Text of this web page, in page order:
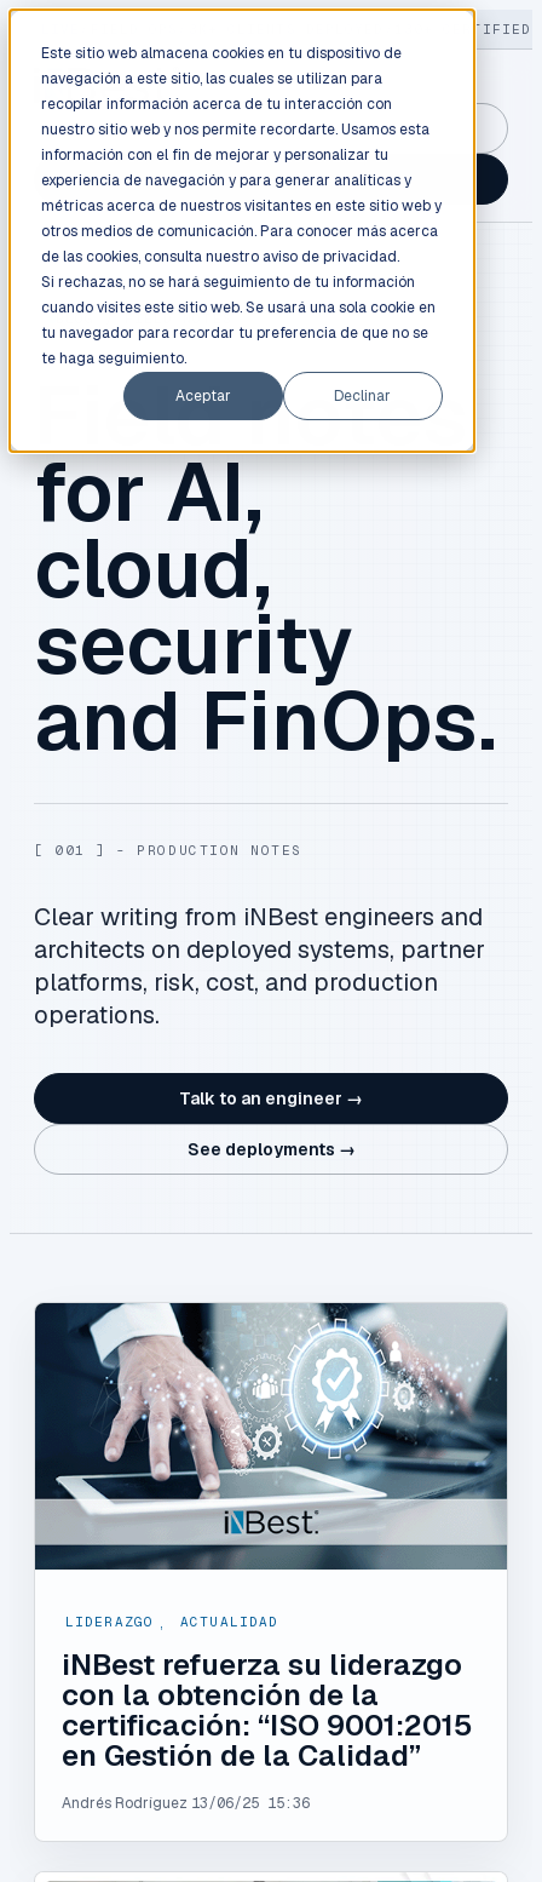
Este sitio web almacena cookies en tu dispositivo de
navegación a este sitio, las cuales se utilizan para
recopilar información acerca de tu interacción con
nuestro sitio web y nos permite recordarte. Usamos esta
información con el fin de mejorar y personalizar tu
experiencia de navegación y para generar analíticas y
métricas acerca de nuestros visitantes en este sitio web y
otros medios de comunicación. Para conocer más acerca
de las cookies, consulta nuestro aviso de privacidad.
Si rechazas, no se hará seguimiento de tu información
cuando visites este sitio web. Se usará una sola cookie en
tu navegador para recordar tu preferencia de que no se
te haga seguimiento.
Aceptar
Declinar
130+ CERTIFIED
GuidancePlex →
Talk to an engineer →
Field notes
for AI,
cloud,
security
and FinOps.
[ 001 ] - PRODUCTION NOTES
Clear writing from iNBest engineers and
architects on deployed systems, partner
platforms, risk, cost, and production
operations.
Talk to an engineer →
See deployments →
LIDERAZGO ACTUALIDAD
iNBest refuerza su liderazgo
con la obtención de la
certificación: “ISO 9001:2015
en Gestión de la Calidad”
Andrés Rodríguez 13/06/25 15:36